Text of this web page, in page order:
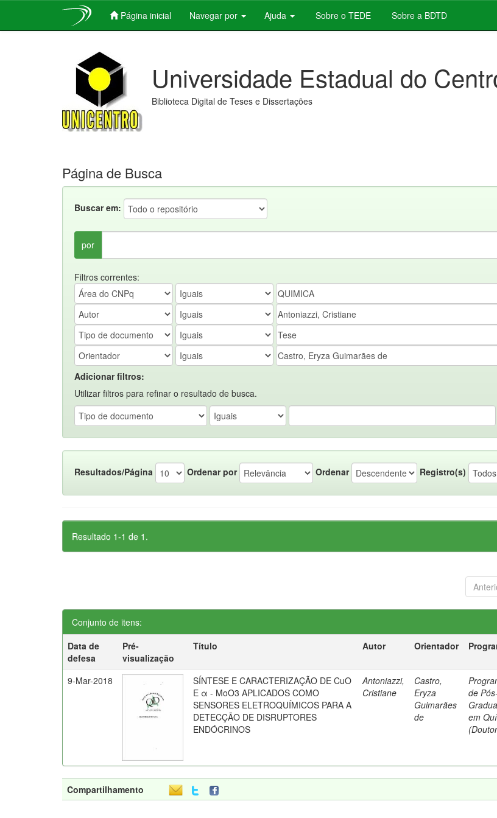
Página inicial Navegar por Ajuda Sobre o TEDE Sobre a BDTD
Universidade Estadual do
Biblioteca Digital de Teses e Dissertações
Página de Busca
Buscar em:
por
Filtros correntes:
Adicionar filtros:
Utilizar filtros para refinar o resultado de busca.
Resultados/Página Ordenar por Ordenar Registro(s)
Resultado 1-1 de 1.
Conjunto de itens:
Data de
defesa
Pré-
visualização
Título Autor Orientador
9-Mar-2018
SÍNTESE E CARACTERIZAÇÃO DE CuO
E α - MoO3 APLICADOS COMO
SENSORES ELETROQUÍMICOS PARA A
DETECÇÃO DE DISRUPTORES
ENDÓCRINOS
Antoniazzi,
Cristiane
Castro,
Eryza
Guimarães
de
de Pós-
em
Compartilhamento